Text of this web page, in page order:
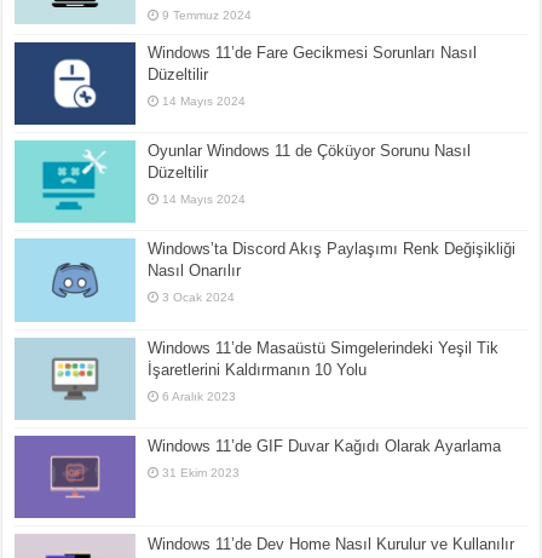
9 Temmuz 2024
Windows 11’de Fare Gecikmesi Sorunları Nasıl
Düzeltilir
14 Mayıs 2024
Oyunlar Windows 11 de Çöküyor Sorunu Nasıl
Düzeltilir
14 Mayıs 2024
Windows’ta Discord Akış Paylaşımı Renk Değişikliği
Nasıl Onarılır
3 Ocak 2024
Windows 11’de Masaüstü Simgelerindeki Yeşil Tik
İşaretlerini Kaldırmanın 10 Yolu
6 Aralık 2023
Windows 11’de GIF Duvar Kağıdı Olarak Ayarlama
31 Ekim 2023
Windows 11’de Dev Home Nasıl Kurulur ve Kullanılır